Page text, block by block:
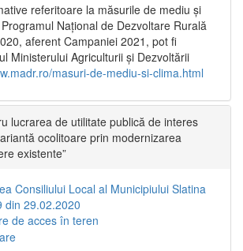
referitoare la măsurile de mediu și
Național de Dezvoltare Rurală
aferent Campaniei 2021, pot fi
Ministerului Agriculturii și Dezvoltării
masuri-de-mediu-si-clima.html
lucrarea de utilitate publică de interes
ocolitoare prin modernizarea
existente”
Consiliului Local al Municipiului Slatina
din 29.02.2020
de acces în teren